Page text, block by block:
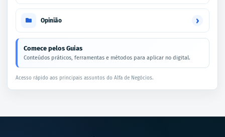
Opinião ›
Comece pelos Guias
Conteúdos práticos, ferramentas e métodos para aplicar no digital.
Acesso rápido aos principais assuntos do Alfa de Negócios.